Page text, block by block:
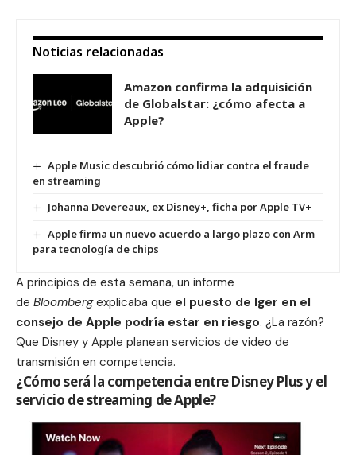
Noticias relacionadas
Amazon confirma la adquisición
de Globalstar: ¿cómo afecta a
Apple?
Apple Music descubrió cómo lidiar contra el fraude
en streaming
Johanna Devereaux, ex Disney+, ficha por Apple TV+
Apple firma un nuevo acuerdo a largo plazo con Arm
para tecnología de chips
A principios de esta semana, un informe
de Bloombergexplicaba que el puesto de Iger en el
consejo de Apple podría estar en riesgo. ¿La razón?
Que Disney y Apple planean servicios de video de
transmisión en competencia.
¿Cómo será la competencia entre Disney Plus y el
servicio de streaming de Apple?